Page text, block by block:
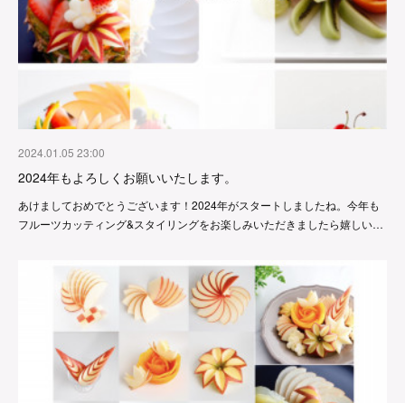
2024.01.05 23:00
2024年もよろしくお願いいたします。
あけましておめでとうございます！2024年がスタートしましたね。今年も
フルーツカッティング&スタイリングをお楽しみいただきましたら嬉しい…